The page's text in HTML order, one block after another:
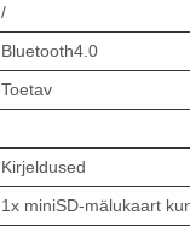
/
Bluetooth4.0
Toetav
Kirjeldused
1x miniSD-mälukaart